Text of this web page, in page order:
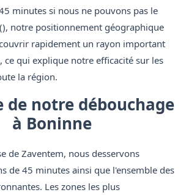
minutes si nous ne pouvons pas le
notre positionnement géographique
rapidement un rayon important
ce qui explique notre efficacité sur les
la région.
de notre débouchage
à Boninne
de Zaventem, nous desservons
de 45 minutes ainsi que l'ensemble des
Les zones les plus